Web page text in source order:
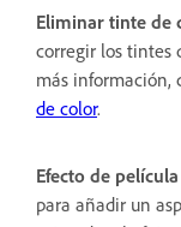
Eliminar tinte de
corregir los tintes
más información,
de color.
Efecto de
para añadir un